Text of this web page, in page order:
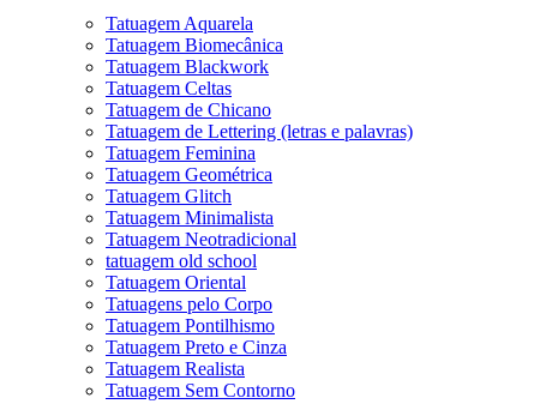
Tatuagem Aquarela
Tatuagem Biomecânica
Tatuagem Blackwork
Tatuagem Celtas
Tatuagem de Chicano
Tatuagem de Lettering (letras e palavras)
Tatuagem Feminina
Tatuagem Geométrica
Tatuagem Glitch
Tatuagem Minimalista
Tatuagem Neotradicional
tatuagem old school
Tatuagem Oriental
Tatuagens pelo Corpo
Tatuagem Pontilhismo
Tatuagem Preto e Cinza
Tatuagem Realista
Tatuagem Sem Contorno